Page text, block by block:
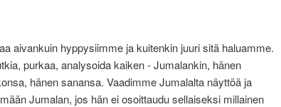
aivankuin hyppysiimme ja kuitenkin juuri sitä haluamme.
purkaa, analysoida kaiken - Jumalankin, hänen
hänen sanansa. Vaadimme Jumalalta näyttöä ja
Jumalan, jos hän ei osoittaudu sellaiseksi millainen